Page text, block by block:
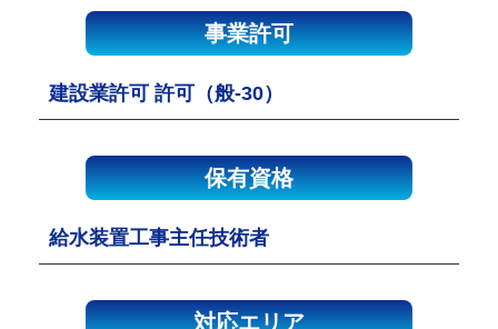
事業許可
建設業許可 許可（般-30）
保有資格
給水装置工事主任技術者
対応エリア